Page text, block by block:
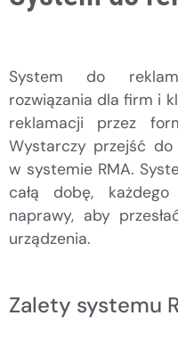
System do
rozwiązania dla firm i
reklamacji przez
Wystarczy przejść do
w systemie RMA.
całą dobę,
naprawy, aby
urządzenia.
Zalety systemu